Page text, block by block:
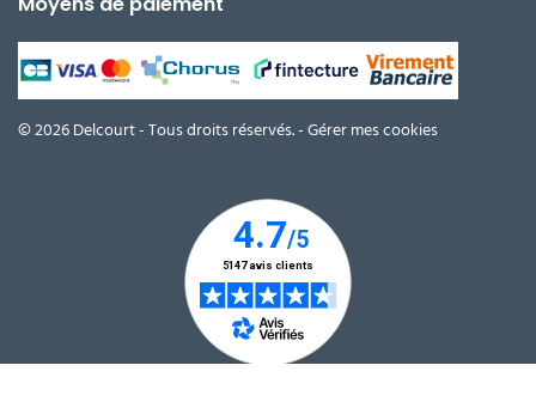
© 2026 Delcourt - Tous droits réservés. -Gérer mes cookies